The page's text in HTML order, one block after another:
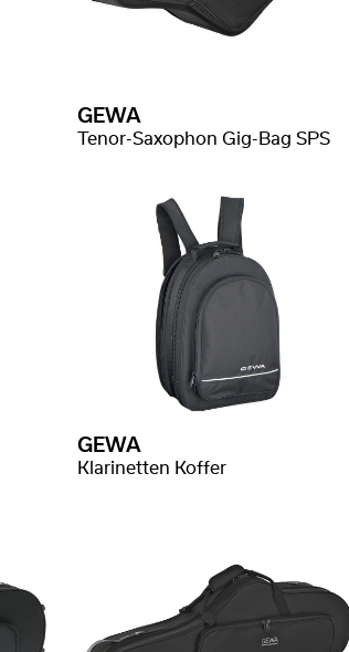
GEWA
Tenor-Saxophon Gig-Bag SPS
GEWA
Klarinetten Koffer